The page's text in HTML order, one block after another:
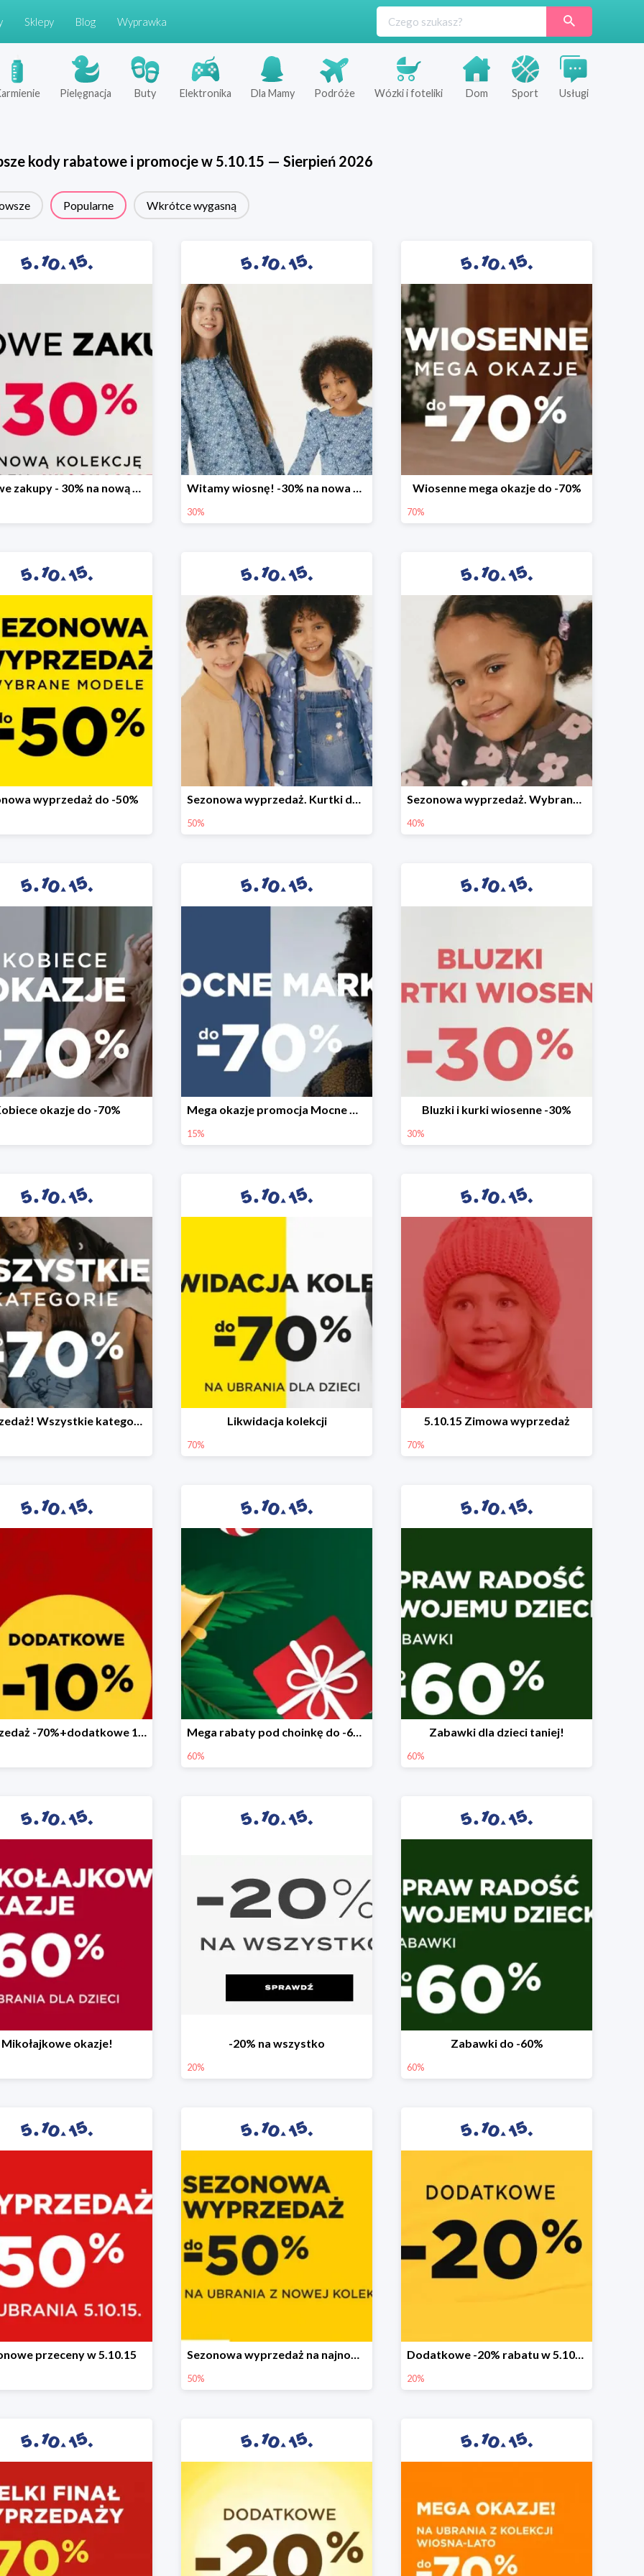
Sklepy Blog Wyprawka
Pielęgnacja Buty Elektronika Dla Mamy Podróże Wózki i foteliki Dom Sport Usługi
kody rabatowe i promocje w 5.10.15 — Sierpień 2026
Popularne Wkrótce wygasną
Stylowe zakupy - 30% na nową kolekcję Witamy wiosnę! -30% na nowa kolekcję
30%
Wiosenne mega okazje do -70%
70%
wyprzedaż do -50% Sezonowa wyprzedaż. Kurtki do -50%
50%
Sezonowa wyprzedaż. Wybrane modele do -40%
40%
okazje do -70% Mega okazje promocja Mocne marki do -70%
15%
Bluzki i kurki wiosenne -30%
30%
Wyprzedaż! Wszystkie kategorie do -70% Likwidacja kolekcji
70%
5.10.15 Zimowa wyprzedaż
70%
Wyprzedaż -70%+dodatkowe 10% Mega rabaty pod choinkę do -60%
60%
Zabawki dla dzieci taniej!
60%
Mikołajkowe okazje! -20% na wszystko
20%
Zabawki do -60%
60%
przeceny w 5.10.15 Sezonowa wyprzedaż na najnowszą kolekcję do -50%
50%
Dodatkowe -20% rabatu w 5.10.15
20%